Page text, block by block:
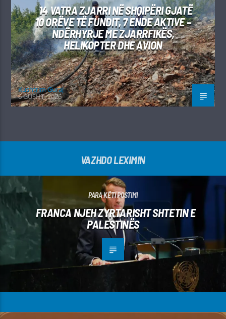
14 VATRA ZJARRI NË SHQIPËRI GJATË
10 ORËVE TË FUNDIT, 7 ENDE AKTIVE –
NDËRHYRJE ME ZJARRFIKËS,
HELIKOPTER DHE AVION
Kushtrim Guraj
6 GUSHT, 2026
VAZHDO LEXIMIN
PARA KËTI POSTIMI
FRANCA NJEH ZYRTARISHT SHTETIN E
PALESTINËS